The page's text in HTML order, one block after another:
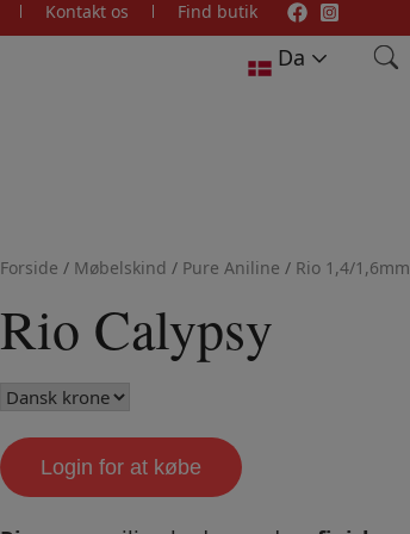
Kontakt os Find butik
Da
Forside / Møbelskind / Pure Aniline / Rio 1,4/1,6mm
Rio Calypsy
Login for at købe